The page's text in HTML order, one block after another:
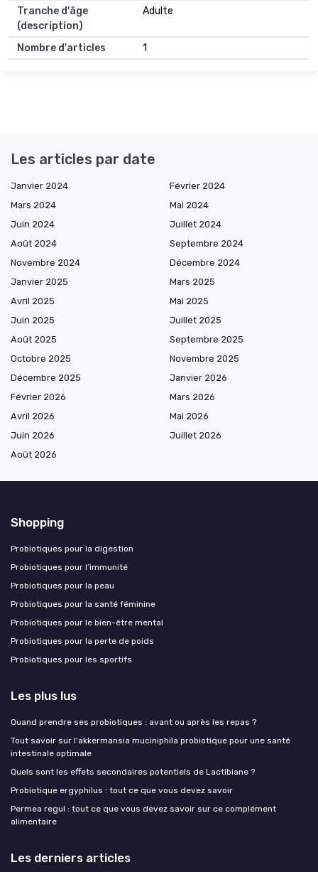
Tranche d'âge
(description)
Adulte
Nombre d'articles 1
Les articles par date
Janvier 2024
Février 2024
Mars 2024
Mai 2024
Juin 2024
Juillet 2024
Août 2024
Septembre 2024
Novembre 2024
Décembre 2024
Janvier 2025
Mars 2025
Avril 2025
Mai 2025
Juin 2025
Juillet 2025
Août 2025
Septembre 2025
Octobre 2025
Novembre 2025
Décembre 2025
Janvier 2026
Février 2026
Mars 2026
Avril 2026
Mai 2026
Juin 2026
Juillet 2026
Août 2026
Shopping
Probiotiques pour la digestion
Probiotiques pour l’immunité
Probiotiques pour la peau
Probiotiques pour la santé féminine
Probiotiques pour le bien-être mental
Probiotiques pour la perte de poids
Probiotiques pour les sportifs
Les plus lus
Quand prendre ses probiotiques : avant ou après les repas ?
Tout savoir sur l'akkermansia muciniphila probiotique pour une santé
intestinale optimale
Quels sont les effets secondaires potentiels de Lactibiane ?
Probiotique ergyphilus : tout ce que vous devez savoir
Permea regul : tout ce que vous devez savoir sur ce complément
alimentaire
Les derniers articles